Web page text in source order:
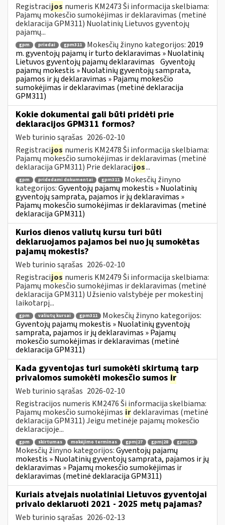
Registracijos numeris KM2473 Ši informacija skelbiama:
Pajamų mokesčio sumokėjimas ir deklaravimas (metinė
deklaracija GPM311) Nuolatinių Lietuvos gyventojų
pajamų...
gpm priedai gpm311 Mokesčių žinyno kategorijos: 2019
m. gyventojų pajamų ir turto deklaravimas » Nuolatinių
Lietuvos gyventojų pajamų deklaravimas Gyventojų
pajamų mokestis » Nuolatinių gyventojų samprata,
pajamos ir jų deklaravimas » Pajamų mokesčio
sumokėjimas ir deklaravimas (metinė deklaracija
GPM311)
Kokie dokumentai gali būti pridėti prie
deklaracijos GPM311 formos?
Web turinio sąrašas 2026-02-10
Registracijos numeris KM2478 Ši informacija skelbiama:
Pajamų mokesčio sumokėjimas ir deklaravimas (metinė
deklaracija GPM311) Prie deklaracijos...
gpm pridedami dokumentai gpm311
Mokesčių žinyno
kategorijos:Gyventojų pajamų mokestis » Nuolatinių
gyventojų samprata, pajamos ir jų deklaravimas »
Pajamų mokesčio sumokėjimas ir deklaravimas (metinė
deklaracija GPM311)
Kurios dienos valiutų kursu turi būti
deklaruojamos pajamos bei nuo jų sumokėtas
pajamų mokestis?
Web turinio sąrašas 2026-02-10
Registracijos numeris KM2479 Ši informacija skelbiama:
Pajamų mokesčio sumokėjimas ir deklaravimas (metinė
deklaracija GPM311) Užsienio valstybėje per mokestinį
laikotarpį...
gpm valiutų kursai gpm311
Mokesčių žinyno kategorijos:
Gyventojų pajamų mokestis » Nuolatinių gyventojų
samprata, pajamos ir jų deklaravimas » Pajamų
mokesčio sumokėjimas ir deklaravimas (metinė
deklaracija GPM311)
Kada gyventojas turi sumokėti skirtumą tarp
privalomos sumokėti mokesčio sumos ir
Web turinio sąrašas 2026-02-10
Registracijos numeris KM2476 Ši informacija skelbiama:
Pajamų mokesčio sumokėjimas irdeklaravimas (metinė
deklaracija GPM311) Jeigu metinėje pajamų mokesčio
deklaracijoje...
gpm skirtumas mokėjimo terminas gpmį27 gpmį28 gpmį29
Mokesčių žinyno kategorijos:Gyventojų pajamų
mokestis » Nuolatinių gyventojų samprata, pajamos ir jų
deklaravimas » Pajamų mokesčio sumokėjimas ir
deklaravimas (metinė deklaracija GPM311)
Kuriais atvejais nuolatiniai Lietuvos gyventojai
privalo deklaruoti 2021 - 2025 metų pajamas?
Web turinio sąrašas 2026-02-13